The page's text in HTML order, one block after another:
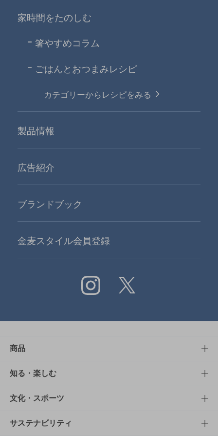
家時間をたのしむ
箸やすめコラム
ごはんとおつまみレシピ
カテゴリーからレシピをみる
製品情報
広告紹介
ブランドブック
金麦スタイル会員登録
Instagram
商品
商品TOP
商品一覧
商品発売情報
知る・楽しむ
知る・楽しむTOP
キャンペーン
文化・スポーツ
文化・スポーツTOP
サステナビリティ